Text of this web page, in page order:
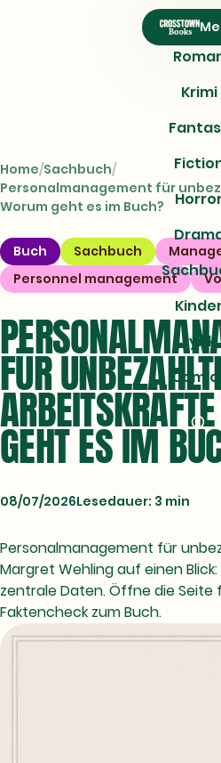
Krimi
Lyrik
Home Sachbuch
Personalmanagement für
Worum geht es im Buch?
Buch Sachbuch
Personnel management
FÜR
GEHT ES IM
08/07/2026Lesedauer: 3 min
Personalmanagement für
Margret Wehling auf einen
zentrale Daten. Öffne die Seite
Faktencheck zum Buch.